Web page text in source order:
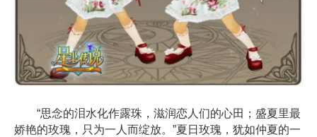
“思念的泪水化作露珠，滋润恋人们的心田；盛夏里最
娇艳的玫瑰，只为一人而绽放。”夏日玫瑰，犹如仲夏的一